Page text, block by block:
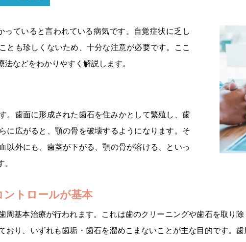
っていると言われている病気です。自覚症状に乏し
とも珍しくないため、十分な注意が必要です。ここ
などをわかりやすく解説します。
。歯面に形成された歯石を住みかとして繁殖し、歯
に広がると、顎の骨を破壊するようになります。そ
以外にも、歯茎が下がる、顎の骨が溶ける、といっ
ントロールが基本
周基本治療が行われます。これは歯のクリーニングや歯石を取り
おり、いずれも歯垢・歯石を溜めこまないことが主な目的です。